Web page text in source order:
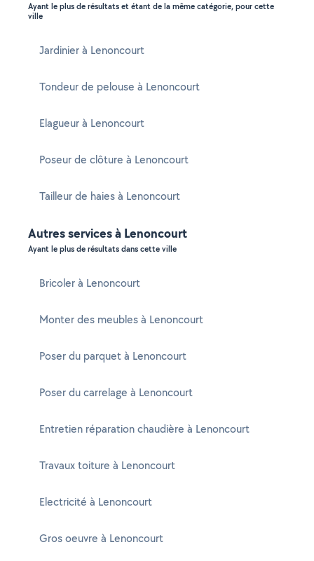
Ayant le plus de résultats et étant de la même catégorie, pour cette
ville
Jardinier à Lenoncourt
Tondeur de pelouse à Lenoncourt
Elagueur à Lenoncourt
Poseur de clôture à Lenoncourt
Tailleur de haies à Lenoncourt
Autres services à Lenoncourt
Ayant le plus de résultats dans cette ville
Bricoler à Lenoncourt
Monter des meubles à Lenoncourt
Poser du parquet à Lenoncourt
Poser du carrelage à Lenoncourt
Entretien réparation chaudière à Lenoncourt
Travaux toiture à Lenoncourt
Electricité à Lenoncourt
Gros oeuvre à Lenoncourt